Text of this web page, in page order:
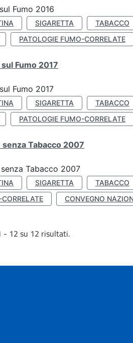
Fumo 2016
SIGARETTA TABACCO
PATOLOGIE FUMO-CORRELATE
Fumo 2017
Fumo 2017
SIGARETTA TABACCO
PATOLOGIE FUMO-CORRELATE
Tabacco 2007
Tabacco 2007
SIGARETTA TABACCO
CONVEGNO
- 12 su 12 risultati.